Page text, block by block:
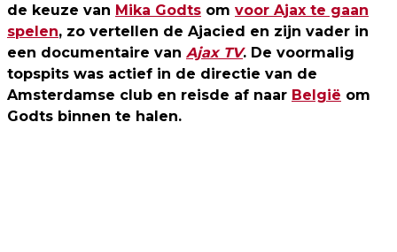
de keuze van Mika Godts om voor Ajax te gaan
spelen, zo vertellen de Ajacied en zijn vader in
een documentaire van Ajax TV. De voormalig
topspits was actief in de directie van de
Amsterdamse club en reisde af naar België om
Godts binnen te halen.